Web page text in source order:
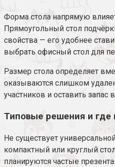
Форма стола напрямую
Прямоугольный стол
свойства — его удобнее
выбрать офисный стол для
Размер стола определяет
оказываются слишком
участников и оставить
Типовые решения и где
Не существует
компактный или круглый
планируются частые